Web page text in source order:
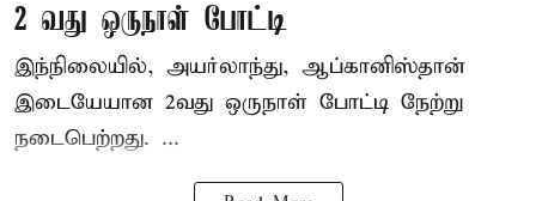
2 வது ஒருநாள் போட்டி
இந்நிலையில், அயர்லாந்து, ஆப்கானிஸ்தான்
இடையேயான 2வது ஒருநாள் போட்டி நேற்று
நடைபெற்றது. ...